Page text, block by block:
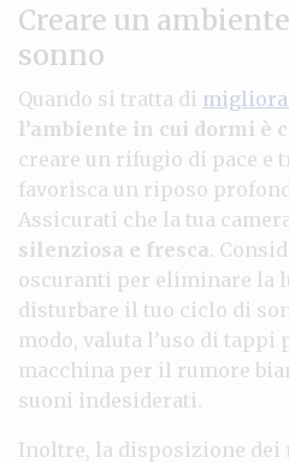
Creare un
sonno
Quando si tratta di
l’ambiente in cui dormi è
creare un rifugio di pace e
favorisca un riposo
Assicurati che la tua
silenziosa e fresca.
oscuranti per eliminare la
disturbare il tuo ciclo di
modo, valuta l’uso di tappi
macchina per il rumore
suoni indesiderati.
Inoltre, la disposizione dei